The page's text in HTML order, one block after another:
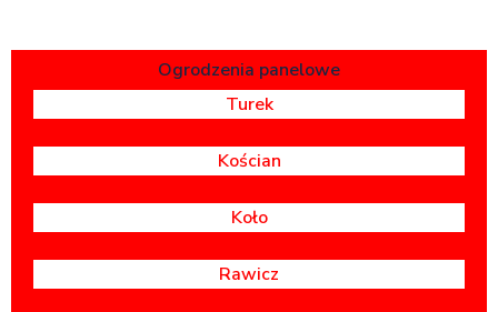
Ogrodzenia panelowe
Turek
Kościan
Koło
Rawicz